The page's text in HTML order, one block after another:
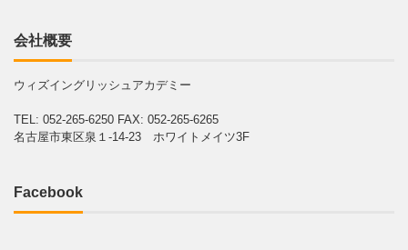
会社概要
ウィズイングリッシュアカデミー
TEL: 052-265-6250 FAX: 052-265-6265
名古屋市東区泉１-14-23 ホワイトメイツ3F
Facebook